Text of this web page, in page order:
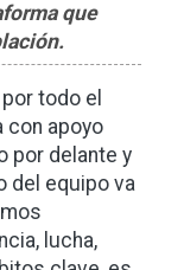
que
todo el
con apoyo
por delante y
del equipo va
lucha,